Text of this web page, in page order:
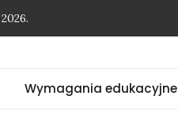
Wymagania edukacyjne